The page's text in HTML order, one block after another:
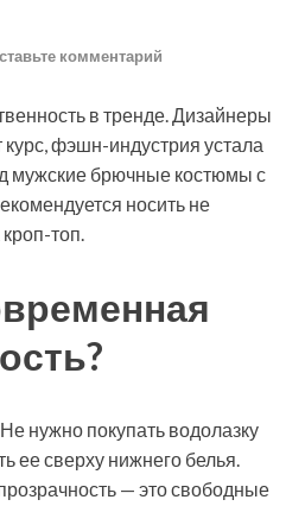
комментарий
в тренде. Дизайнеры
фэшн-индустрия устала
мужские брючные костюмы с
носить не
топ.
?
нужно покупать водолазку
ее сверху нижнего белья.
— это свободные